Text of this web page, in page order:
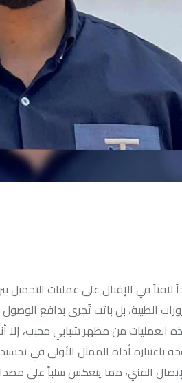
على عمليات التجميل بين أوساط
باتت تُجرى بدافع الوصول إلى معايير
شبابي محبب، إلا أنها تثير
الممثل الأولى في تجسيد المشاعر
مما ينعكس سلباً على مصداقية الأداء